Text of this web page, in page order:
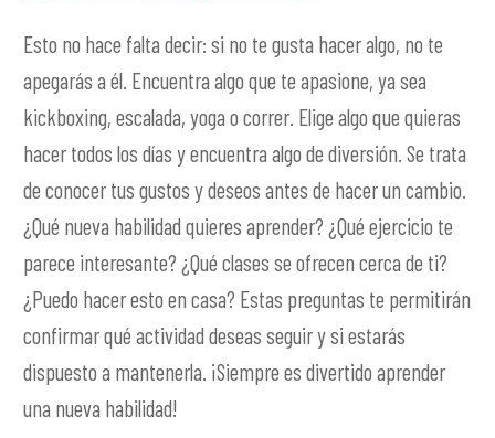
Esto no hace falta decir: si no te gusta hacer algo, no te
apegarás a él. Encuentra algo que te apasione, ya sea
kickboxing, escalada, yoga o correr. Elige algo que quieras
hacer todos los días y encuentra algo de diversión. Se trata
de conocer tus gustos y deseos antes de hacer un cambio.
¿Qué nueva habilidad quieres aprender? ¿Qué ejercicio te
parece interesante? ¿Qué clases se ofrecen cerca de ti?
¿Puedo hacer esto en casa? Estas preguntas te permitirán
confirmar qué actividad deseas seguir y si estarás
dispuesto a mantenerla. ¡Siempre es divertido aprender
una nueva habilidad!